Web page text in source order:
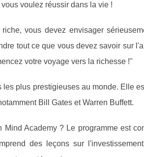
voulez réussir dans la vie !
vous devez envisager
tout ce que vous devez savoir sur
votre voyage vers la richesse !"
plus prestigieuses au monde. Elle
Bill Gates et Warren Buffett.
Academy ? Le programme est
des leçons sur